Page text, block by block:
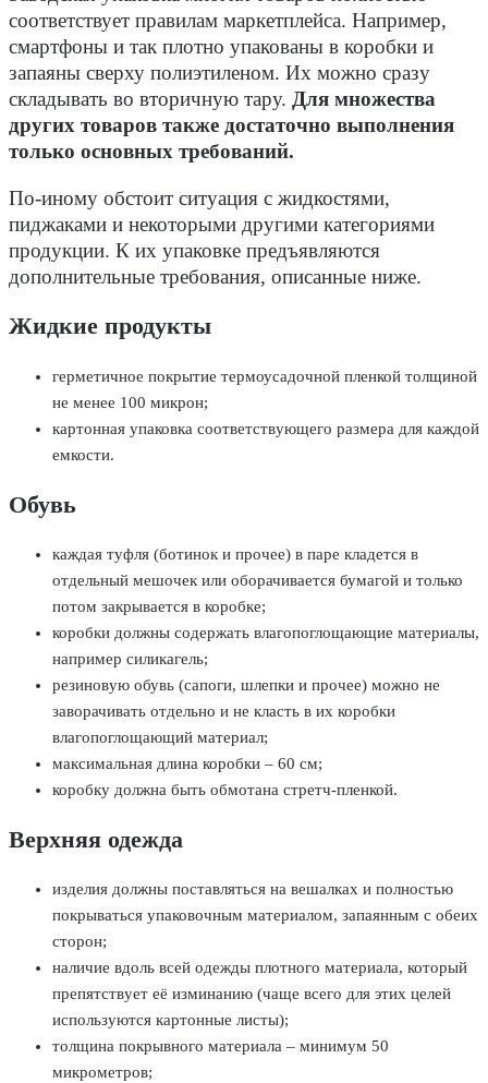
соответствует правилам маркетплейса. Например,
смартфоны и так плотно упакованы в коробки и
запаяны сверху полиэтиленом. Их можно сразу
складывать во вторичную тару. Для множества
других товаров также достаточно выполнения
только основных требований.
По-иному обстоит ситуация с жидкостями,
пиджаками и некоторыми другими категориями
продукции. К их упаковке предъявляются
дополнительные требования, описанные ниже.
Жидкие продукты
герметичное покрытие термоусадочной пленкой толщиной
не менее 100 микрон;
картонная упаковка соответствующего размера для каждой
емкости.
Обувь
каждая туфля (ботинок и прочее) в паре кладется в
отдельный мешочек или оборачивается бумагой и только
потом закрывается в коробке;
коробки должны содержать влагопоглощающие материалы,
например силикагель;
резиновую обувь (сапоги, шлепки и прочее) можно не
заворачивать отдельно и не класть в их коробки
влагопоглощающий материал;
максимальная длина коробки – 60 см;
коробку должна быть обмотана стретч-пленкой.
Верхняя одежда
изделия должны поставляться на вешалках и полностью
покрываться упаковочным материалом, запаянным с обеих
сторон;
наличие вдоль всей одежды плотного материала, который
препятствует её изминанию (чаще всего для этих целей
используются картонные листы);
толщина покрывного материала – минимум 50
микрометров;